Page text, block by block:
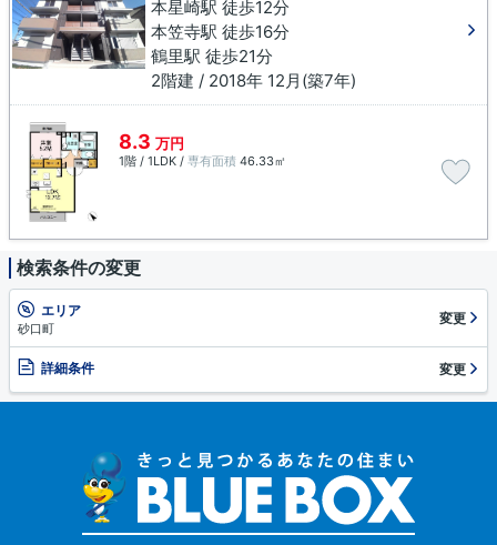
本星崎駅 徒歩12分
本笠寺駅 徒歩16分
鶴里駅 徒歩21分
2階建 / 2018年 12月(築7年)
8.3 万円
1階 / 1LDK / 専有面積 46.33㎡
検索条件の変更
エリア
砂口町
変更
詳細条件 変更